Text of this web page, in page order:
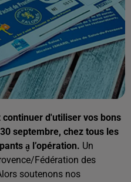
continuer d'utiliser vos bons
septembre, chez tous les
a̬ l’opération. Un
Fédération des
soutenons nos